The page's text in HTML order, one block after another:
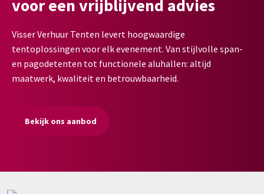
voor een vrijblijvend advies
Visser Verhuur Tenten levert hoogwaardige
tentoplossingen voor elk evenement. Van stijlvolle span-
en pagodetenten tot functionele aluhallen: altijd
maatwerk, kwaliteit en betrouwbaarheid.
Bekijk ons aanbod